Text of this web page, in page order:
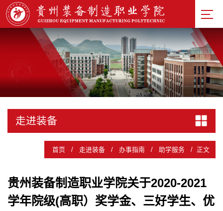
走进装备
首页 / 走进装备 / 办事指南 / 助学服务 / 正文
贵州装备制造职业学院关于2020-2021
学年院级(高职）奖学金、三好学生、优